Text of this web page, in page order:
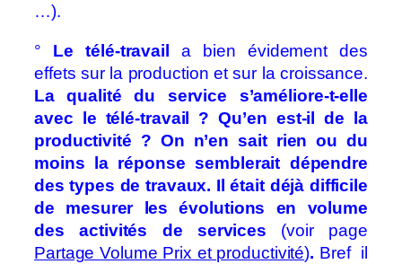
…).
° Le télé-travail
a bien évidement des
effets sur la production et sur la croissance.
La qualité du service s’améliore-t-elle
avec le télé-travail ?Qu’en est-il de la
productivité ? On n’en sait rien ou du
moins la réponse semblerait dépendre
des types de travaux. Il était déjà difficile
de mesurer les évolutions en volume
des activités de services (voir page
Partage Volume Prix et productivité). Bref il